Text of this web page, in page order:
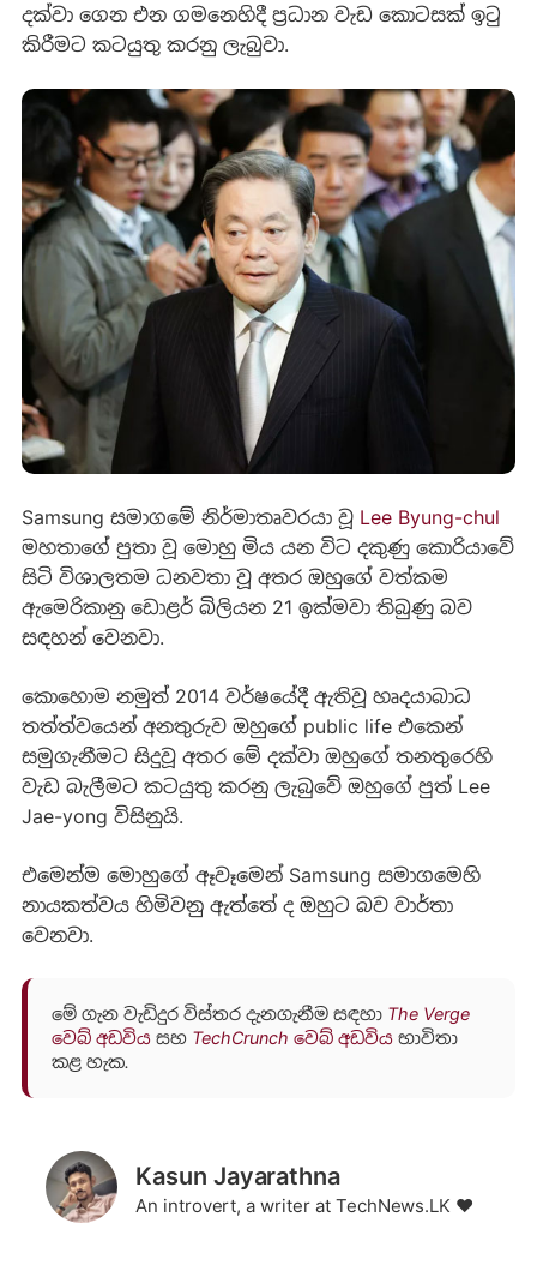
දක්වා ගෙන එන ගමනෙහිදී ප්‍රධාන වැඩ කොටසක් ඉටු
කිරීමට කටයුතු කරනු ලැබුවා.
Samsung සමාගමේ නිර්මාතෘවරයා වූ Lee Byung-chul
මහතාගේ පුතා වූ මොහු මිය යන විට ‍දකුණු කොරියාවේ
සිටි විශාලතම ධනවතා වූ අතර ඔහුගේ වත්කම
ඇමෙරිකානු ඩොළර් බිලියන 21 ඉක්මවා තිබුණු බව
සඳහන් වෙනවා.
කොහොම නමුත් 2014 වර්ෂයේදී ඇතිවූ හෘදයාබාධ
තත්ත්වයෙන් අනතුරුව ඔහුගේ public life එකෙන්
සමුගැනීමට සිදුවූ අතර මේ දක්වා ඔහුගේ තනතුරෙහි
වැඩ බැලීමට කටයුතු කරනු ලැබුවේ ඔහුගේ පුත් Lee
Jae-yong විසිනුයි.‍
එමෙන්ම මොහුගේ ඈවෑමෙන් Samsung සමාගමෙහි
නායකත්වය හිමිවනු ඇත්තේ ද ඔහුට බව වාර්තා
වෙනවා.
මේ ගැන වැඩිදුර විස්තර දැනගැනීම සඳහා The Verge
වෙබ් අඩවියසහ TechCrunch වෙබ් අඩවියභාවිතා
කළ හැක.
Kasun Jayarathna
An introvert, a writer at TechNews.LK ❤️